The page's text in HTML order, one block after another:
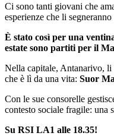
Ci sono tanti giovani che
esperienze che li
È stato così per una
estate sono partiti per il
Nella capitale, Antanarivo, li
che è lì da una vita: Suor
Con le sue consorelle
contesto sociale fragile: una
Su RSI LA1 alle 18.35!